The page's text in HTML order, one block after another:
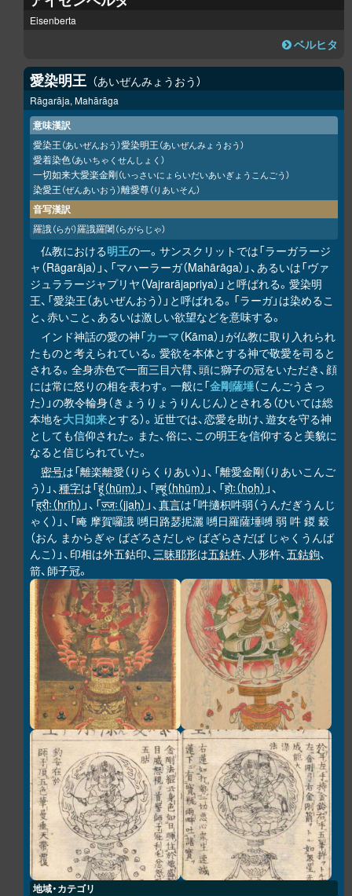
Eisenberta
ベルヒタ
愛染明王 あいぜんみょうおう
Rāgarāja, Mahārāga
意味漢訳
愛染王（あいぜんおう）愛染明王（あいぜんみょうおう）
愛着染色（あいちゃくせんしょく）
一切如来大愛楽金剛（いっさいにょらいだいあいぎょうこんごう）
染愛王（ぜんあいおう）離愛尊（りあいそん）
音写漢訳
羅誐（らが）羅誐羅闍（らがらじゃ）
仏教における明王の一。サンスクリットでは「ラーガラージ
ャ（Rāgarāja）」、「マハーラーガ（Mahārāga）」、あるいは「ヴァ
ジュララージャプリヤ（Vajrarājapriya）」と呼ばれる。愛染明
王、「愛染王（あいぜんおう）」と呼ばれる。「ラーガ」は染めるこ
と、赤いこと、あるいは激しい欲望などを意味する。
インド神話の愛の神「カーマ（Kāma）」が仏教に取り入れられ
たものと考えられている。愛欲を本体とする神で敬愛を司ると
される。全身赤色で一面三目六臂、頭に獅子の冠をいただき、顔
には常に怒りの相を表わす。一般に「金剛薩埵（こんごうさっ
た）」の教令輪身（きょうりょうりんじん）とされる（ひいては総
本地を大日如来とする）。近世では、恋愛を助け、遊女を守る神
としても信仰された。また、俗に、この明王を信仰すると美貌に
なると信じられていた。
密号は「離楽離愛（りらくりあい）」、「離愛金剛（りあいこんご
う）」、種字は「हूं（hūṃ） 」、「ह्हूं（hhūṃ） 」、「होः（hoḥ） 」、
「ह्रीः（hrīḥ） 」、「ज्जः（jjaḥ） 」、真言は「吽擿枳吽弱（うんだぎうんじ
ゃく）」、「唵 摩賀囉誐 嚩日路瑟抳灑 嚩日羅薩埵嚩 弱 吽 鍐 穀
（おん まからぎゃ ばざろさだしゃ ばざらさだば じゃくうんば
んこ）」、印相は外五鈷印、三昧耶形は五鈷杵、人形杵、五鈷鉤、
箭、師子冠。
地域・カテゴリ